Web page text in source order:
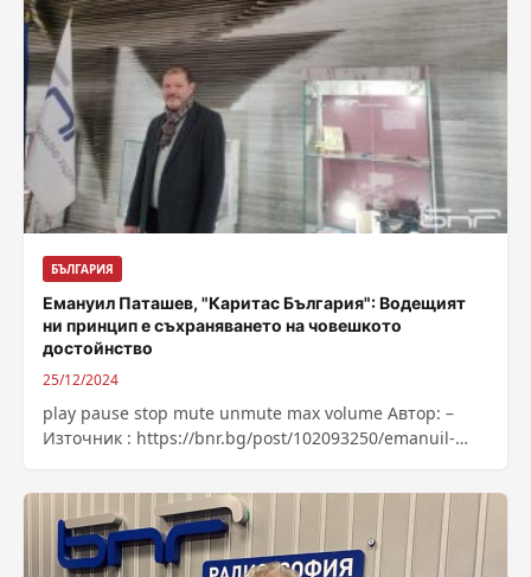
БЪЛГАРИЯ
Емануил Паташев, "Каритас България": Водещият
ни принцип е съхраняването на човешкото
достойнство
25/12/2024
play pause stop mute unmute max volume Автор: –
Източник : https://bnr.bg/post/102093250/emanuil-
sahranavaneto-na-choveshkoto-dostoinstvo